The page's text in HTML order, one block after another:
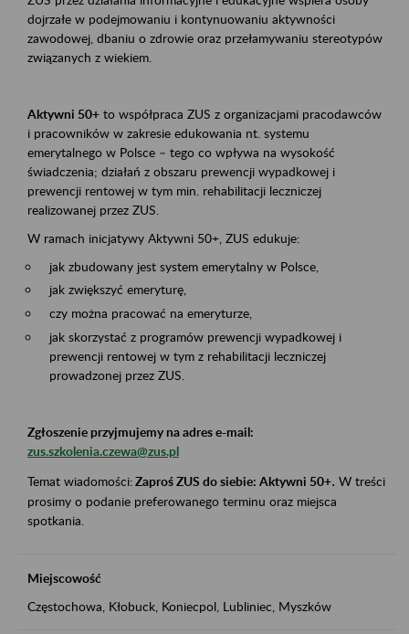
dojrzałe w podejmowaniu i kontynuowaniu aktywności
zawodowej, dbaniu o zdrowie oraz przełamywaniu stereotypów
związanych z wiekiem.
Aktywni 50+ to współpraca ZUS z organizacjami pracodawców
i pracowników w zakresie edukowania nt. systemu
emerytalnego w Polsce – tego co wpływa na wysokość
świadczenia; działań z obszaru prewencji wypadkowej i
prewencji rentowej w tym min. rehabilitacji leczniczej
realizowanej przez ZUS.
W ramach inicjatywy Aktywni 50+, ZUS edukuje:
jak zbudowany jest system emerytalny w Polsce,
jak zwiększyć emeryturę,
czy można pracować na emeryturze,
jak skorzystać z programów prewencji wypadkowej i
prewencji rentowej w tym z rehabilitacji leczniczej
prowadzonej przez ZUS.
Zgłoszenie przyjmujemy na adres e-mail:
zus.szkolenia.czewa@zus.pl
Temat wiadomości:Zaproś ZUS do siebie: Aktywni 50+. W treści
prosimy o podanie preferowanego terminu oraz miejsca
spotkania.
Miejscowość
Częstochowa, Kłobuck, Koniecpol, Lubliniec, Myszków